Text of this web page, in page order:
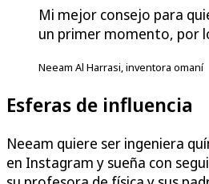
Mi mejor consejo para
un primer momento, por
Neeam Al Harrasi, inventora omaní
Esferas de influencia
Neeam quiere ser ingeniera
en Instagram y sueña con